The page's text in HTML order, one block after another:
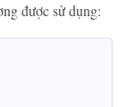
được sử dụng: